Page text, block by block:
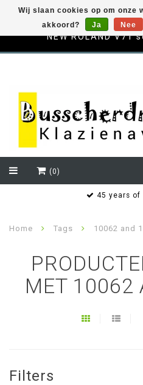
NEW ROLAND
(0)
45 years of
Home Tags 10062 and
MET 10062
Filters
Wij slaan cookies op om onze
akkoord?
Ja Nee